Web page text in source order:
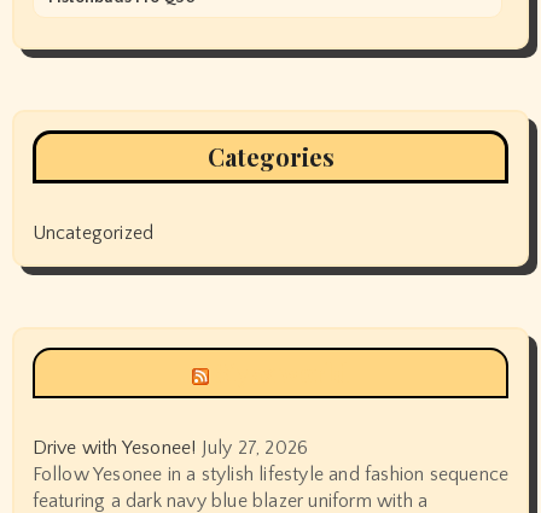
Categories
Uncategorized
Drive with Yesonee! July 27, 2026
Follow Yesonee in a stylish lifestyle and fashion sequence
featuring a dark navy blue blazer uniform with a